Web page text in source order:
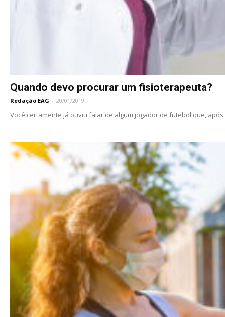
Quando devo procurar um fisioterapeuta?
Redação EAG - 20/01/2019
Você certamente já ouviu falar de algum jogador de futebol que,